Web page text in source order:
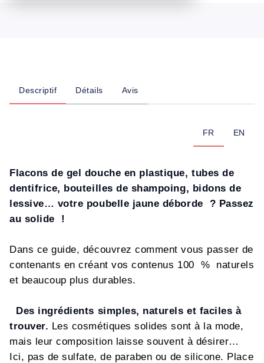
Descriptif Détails Avis
FR EN
Flacons de gel douche en plastique, tubes de
dentifrice, bouteilles de shampoing, bidons de
lessive… votre poubelle jaune déborde ? Passez
au solide
!
Dans ce guide, découvrez comment vous passer de
contenants en créant vos contenus 100 % naturels
et beaucoup plus durables.
Des ingrédients simples, naturels et faciles à
trouver. Les cosmétiques solides sont à la mode,
mais leur composition laisse souvent à désirer…
Ici, pas de sulfate, de paraben ou de silicone. Place